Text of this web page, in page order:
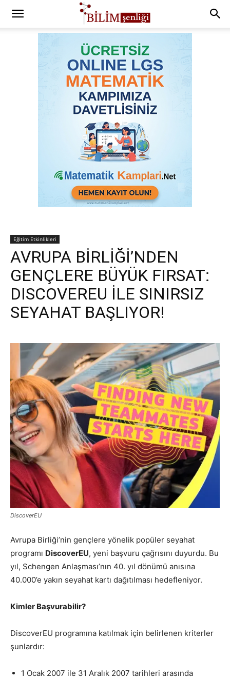
Eğitim Etkinlikleri
AVRUPA BİRLİĞİ’NDEN
GENÇLERE BÜYÜK FIRSAT:
DISCOVEREU İLE SINIRSIZ
SEYAHAT BAŞLIYOR!
DiscoverEU
Avrupa Birliği’nin gençlere yönelik popüler seyahat
programı DiscoverEU, yeni başvuru çağrısını duyurdu. Bu
yıl, Schengen Anlaşması’nın 40. yıl dönümü anısına
40.000’e yakın seyahat kartı dağıtılması hedefleniyor.
Kimler Başvurabilir?
DiscoverEU programına katılmak için belirlenen kriterler
şunlardır:
1 Ocak 2007 ile 31 Aralık 2007 tarihleri arasında